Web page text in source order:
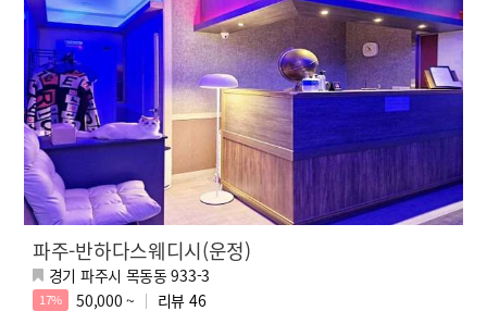
파주-반하다스웨디시(운정)
경기 파주시 목동동 933-3
17% 50,000 ~ 리뷰 46